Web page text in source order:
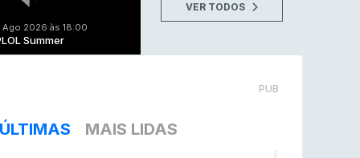
Ago 2026 às 18:00
Summer
VER TODOS
PUB
ÚLTIMAS MAIS LIDAS